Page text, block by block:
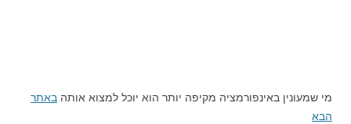
מי שמעונין באינפורמציה מקיפה יותר הוא יוכל למצוא אותה באתר
הבא